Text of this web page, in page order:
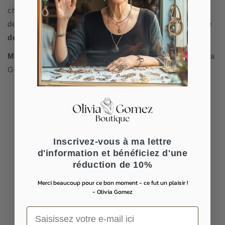
chapitre et de faire mes adieux à mon atelier, je laisse
derrière moi une dernière collection, un héritage durable
de mon dévouement à la beauté intemporelle.
Merci d'avoir participé à cet incroyable voyage. - Olivia
Gomez
MES BIJOUX EN PERLES MES BAGUES
MES COLLIERS
Inscrivez-vous à ma lettre
d'information et bénéficiez d'une
réduction de 10%
Merci beaucoup pour ce bon moment - ce fut un plaisir !
- Olivia Gomez
Saisissez votre e-mail ici